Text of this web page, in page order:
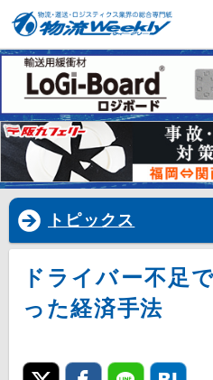
トピックス
ドライバー不足
った経済手法